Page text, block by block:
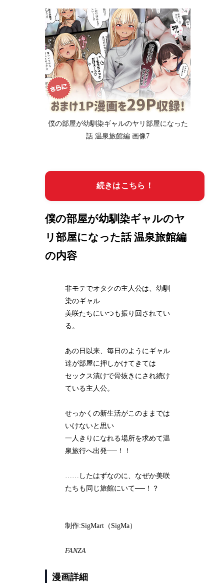
僕の部屋が幼馴染ギャルのヤリ部屋になった
話 温泉旅館編 画像7
続きはこちら！
僕の部屋が幼馴染ギャルのヤ
リ部屋になった話 温泉旅館編
の内容
非モテでオタクの主人公は、幼馴
染のギャル
美咲たちにいつも振り回されてい
る。
あの日以来、毎日のようにギャル
達が部屋に押しかけてきては
セックス漬けで骨抜きにされ続け
ている主人公。
せっかくの新生活がこのままでは
いけないと思い
一人きりになれる場所を求めて温
泉旅行へ出発──！！
……したはずなのに、なぜか美咲
たちも同じ旅館にいて──！？
制作:SigMart（SigMa）
FANZA
漫画詳細